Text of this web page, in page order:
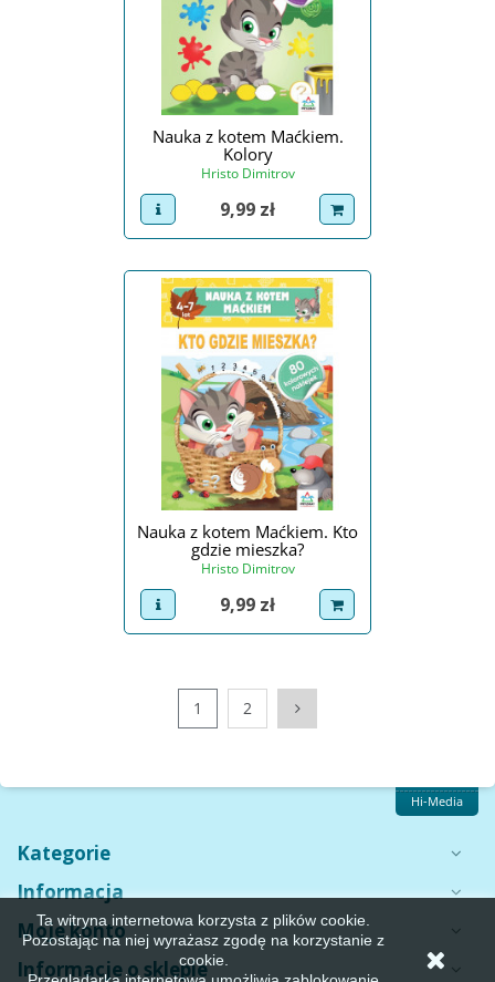
Ta witryna internetowa korzysta z plików cookie.
Pozostając na niej wyrażasz zgodę na korzystanie z
cookie.
Nauka z kotem Maćkiem.
Kolory
Hristo Dimitrov
view product
Cena
9,99 zł dodaj do koszyka
Nauka z kotem Maćkiem. Kto
gdzie mieszka?
Hristo Dimitrov
view product
Cena
9,99 zł dodaj do koszyka
1 2 Następny
Hi-Media
Kategorie
Informacja
Moje konto
Informacje o sklepie